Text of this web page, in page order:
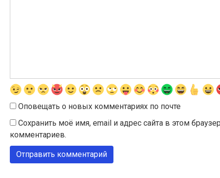
Оповещать о новых комментариях по почте
Сохранить моё имя, email и адрес сайта в этом
комментариев.